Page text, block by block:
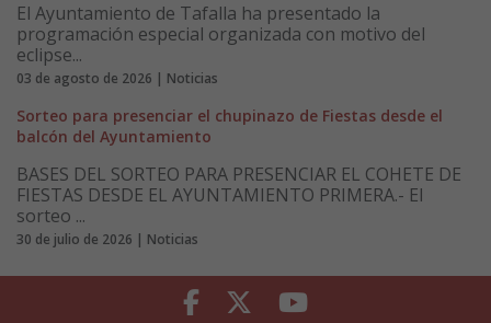
El Ayuntamiento de Tafalla ha presentado la
programación especial organizada con motivo del
eclipse...
03 de agosto de 2026 | Noticias
Sorteo para presenciar el chupinazo de Fiestas desde el
balcón del Ayuntamiento
BASES DEL SORTEO PARA PRESENCIAR EL COHETE DE
FIESTAS DESDE EL AYUNTAMIENTO PRIMERA.- El
sorteo ...
30 de julio de 2026 | Noticias
Facebook Twitter Youtube